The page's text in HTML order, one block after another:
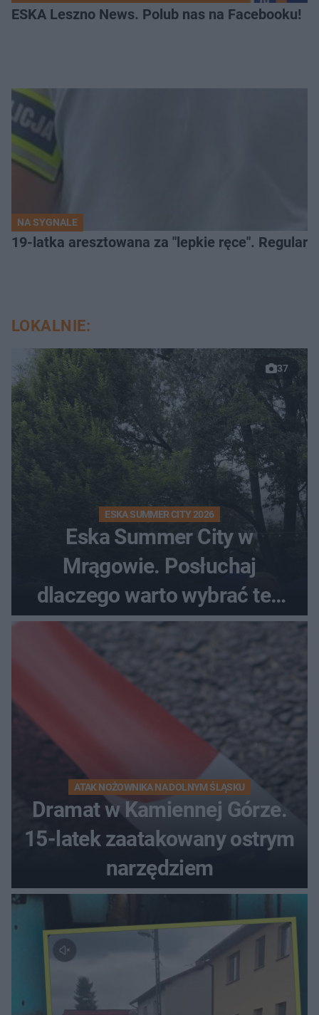
ESKA Leszno News. Polub nas na Facebooku!
NA SYGNALE
19-latka aresztowana za "lepkie ręce".
LOKALNIE:
37
ESKA SUMMER CITY 2026
Eska Summer City w
Mrągowie. Posłuchaj
dlaczego warto wybrać ten
kierunek na urlop!
ATAK NOŻOWNIKA NA DOLNYM ŚLĄSKU
Dramat w Kamiennej Górze.
15-latek zaatakowany ostrym
narzędziem